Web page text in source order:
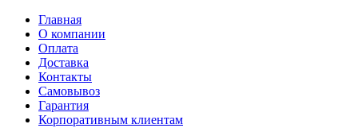
Главная
О компании
Оплата
Доставка
Контакты
Самовывоз
Гарантия
Корпоративным клиентам